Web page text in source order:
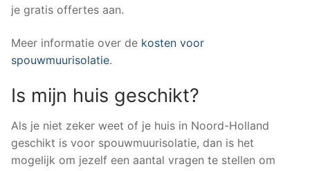
je gratis offertes aan.
Meer informatie over de kosten voor
spouwmuurisolatie.
Is mijn huis geschikt?
Als je niet zeker weet of je huis in Noord-Holland
geschikt is voor spouwmuurisolatie, dan is het
mogelijk om jezelf een aantal vragen te stellen om